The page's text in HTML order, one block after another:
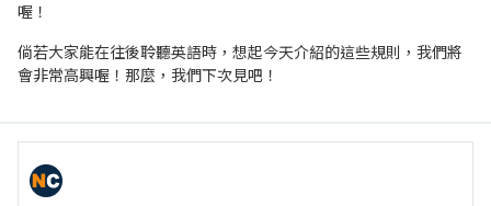
喔！
倘若大家能在往後聆聽英語時，想起今天介紹的這些規則，我們將
會非常高興喔！那麼，我們下次見吧！